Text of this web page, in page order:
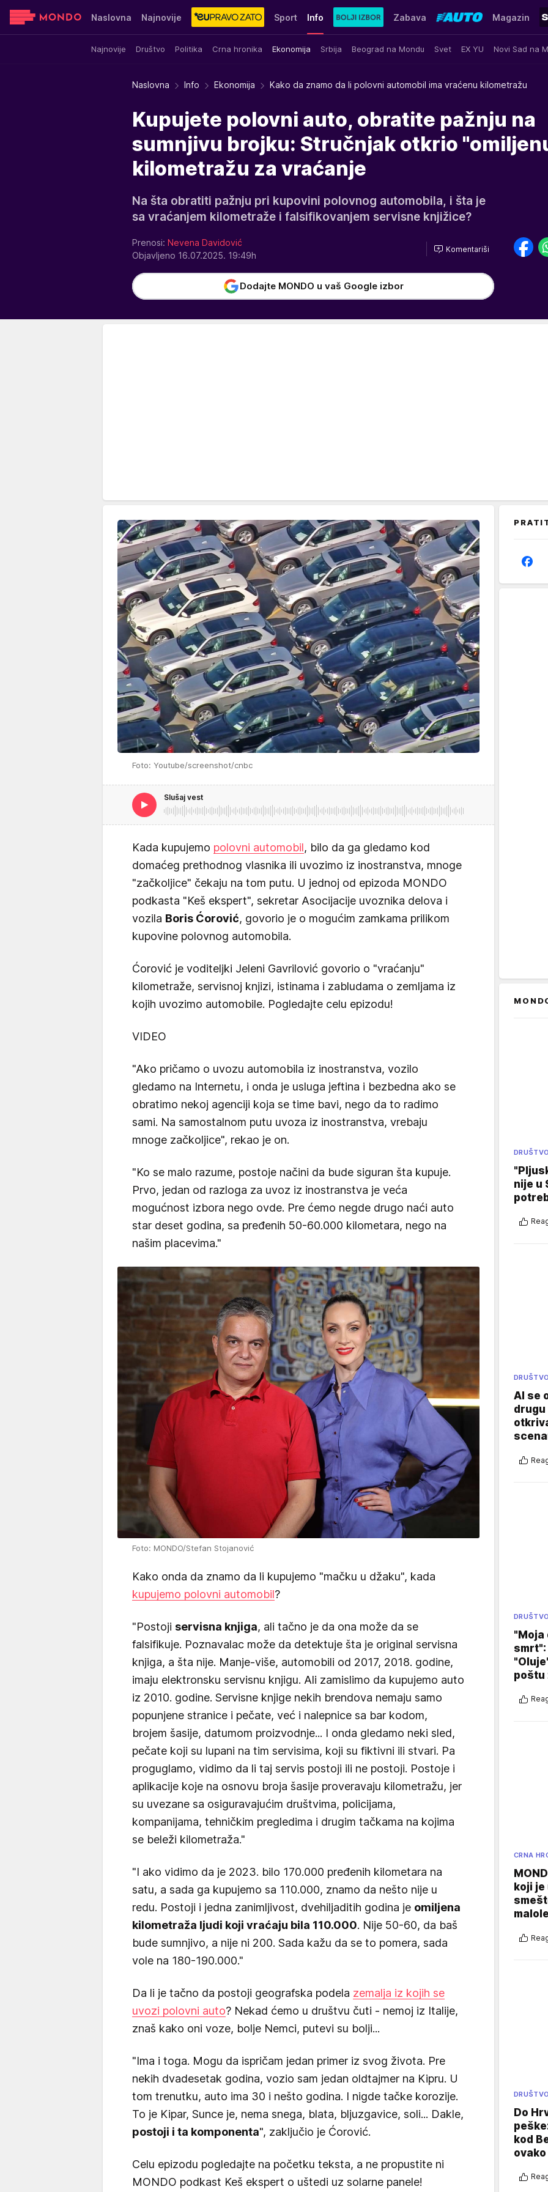
Naslovna Najnovije Sport Info
Najnovije Društvo Politika Crna hronika Ekonomija Srbija Beograd na Mondu Svet EX YU Novi Sad na
Zabava Magazin
Sensa Stvar ukusa Yumama
Naslovna Info Ekonomija Kako da znamo da li polovni automobil ima vraćenu kilometražu
Kupujete polovni auto, obratite pažnju na
sumnjivu brojku: Stručnjak otkrio
kilometražu za vraćanje
Na šta obratiti pažnju pri kupovini polovnog automobila, i šta je
sa vraćanjem kilometraže i falsifikovanjem servisne knjižice?
Prenosi: Nevena Davidović
Objavljeno 16.07.2025. 19:49h
Komentariši
Dodajte MONDO u vaš Google izbor
Foto: Youtube/screenshot/cnbc
Slušaj vest
Kada kupujemo polovni automobil, bilo da ga gledamo kod
domaćeg prethodnog vlasnika ili uvozimo iz inostranstva, mnoge
"začkoljice" čekaju na tom putu. U jednoj od epizoda MONDO
podkasta "Keš ekspert", sekretar Asocijacije uvoznika delova i
vozila Boris Ćorović, govorio je o mogućim zamkama prilikom
kupovine polovnog automobila.
Ćorović je voditeljki Jeleni Gavrilović govorio o "vraćanju"
kilometraže, servisnoj knjizi, istinama i zabludama o zemljama iz
kojih uvozimo automobile. Pogledajte celu epizodu!
VIDEO
"Ako pričamo o uvozu automobila iz inostranstva, vozilo
gledamo na Internetu, i onda je usluga jeftina i bezbedna ako se
obratimo nekoj agenciji koja se time bavi, nego da to radimo
sami. Na samostalnom putu uvoza iz inostranstva, vrebaju
mnoge začkoljice", rekao je on.
"Ko se malo razume, postoje načini da bude siguran šta kupuje.
Prvo, jedan od razloga za uvoz iz inostranstva je veća
mogućnost izbora nego ovde. Pre ćemo negde drugo naći auto
star deset godina, sa pređenih 50-60.000 kilometara, nego na
našim placevima."
Foto: MONDO/Stefan Stojanović
Kako onda da znamo da li kupujemo "mačku u džaku", kada
kupujemo polovni automobil?
"Postoji servisna knjiga, ali tačno je da ona može da se
falsifikuje. Poznavalac može da detektuje šta je original servisna
knjiga, a šta nije. Manje-više, automobili od 2017, 2018. godine,
imaju elektronsku servisnu knjigu. Ali zamislimo da kupujemo auto
iz 2010. godine. Servisne knjige nekih brendova nemaju samo
popunjene stranice i pečate, već i nalepnice sa bar kodom,
brojem šasije, datumom proizvodnje... I onda gledamo neki sled,
pečate koji su lupani na tim servisima, koji su fiktivni ili stvari. Pa
proguglamo, vidimo da li taj servis postoji ili ne postoji. Postoje i
aplikacije koje na osnovu broja šasije proveravaju kilometražu, jer
su uvezane sa osiguravajućim društvima, policijama,
kompanijama, tehničkim pregledima i drugim tačkama na kojima
se beleži kilometraža."
"I ako vidimo da je 2023. bilo 170.000 pređenih kilometara na
satu, a sada ga kupujemo sa 110.000, znamo da nešto nije u
redu. Postoji i jedna zanimljivost, dvehiljaditih godina je omiljena
kilometraža ljudi koji vraćaju bila 110.000. Nije 50-60, da baš
bude sumnjivo, a nije ni 200. Sada kažu da se to pomera, sada
vole na 180-190.000."
Da li je tačno da postoji geografska podela zemalja iz kojih se
uvozi polovni auto? Nekad ćemo u društvu čuti - nemoj iz Italije,
znaš kako oni voze, bolje Nemci, putevi su bolji...
"Ima i toga. Mogu da ispričam jedan primer iz svog života. Pre
nekih dvadesetak godina, vozio sam jedan oldtajmer na Kipru. U
tom trenutku, auto ima 30 i nešto godina. I nigde tačke korozije.
To je Kipar, Sunce je, nema snega, blata, bljuzgavice, soli... Dakle,
postoji i ta komponenta", zaključio je Ćorović.
Celu epizodu pogledajte na početku teksta, a ne propustite ni
MONDO podkast Keš ekspert o uštedi uz solarne panele!
DRUŠTVO
nije u
DRUŠTVO
AI se
DRUŠTVO
"Moja
poštu
CRNA
koji
DRUŠTVO
Do
kod